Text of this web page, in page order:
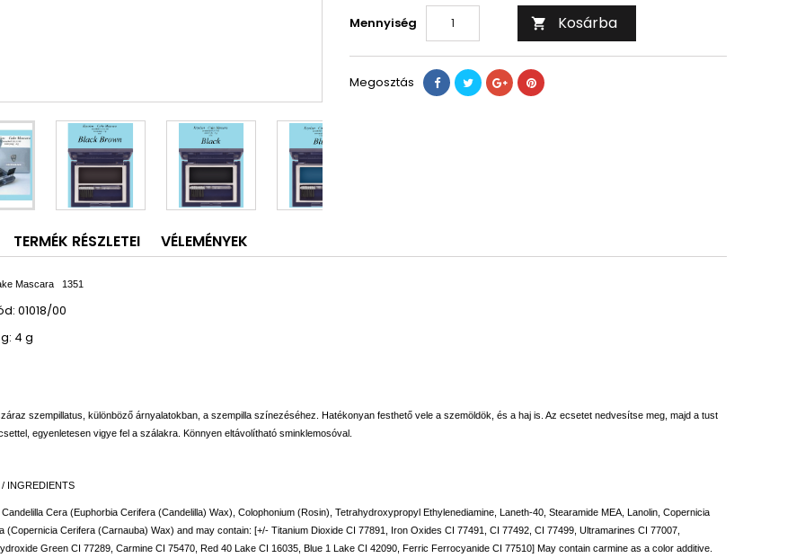
Mennyiség  Kosárba
Megosztás
TERMÉK RÉSZLETEI VÉLEMÉNYEK
Mascara 1351
01018/00
4 g
szempillatus, különböző árnyalatokban, a szempilla színezéséhez. Hatékonyan festhető vele a szemöldök, és a haj is. Az ecsetet nedvesítse meg, majd a tust
egyenletesen vigye fel a szálakra. Könnyen eltávolítható sminklemosóval.
INGREDIENTS
Cera (Euphorbia Cerifera (Candelilla) Wax), Colophonium (Rosin), Tetrahydroxypropyl Ethylenediamine, Laneth-40, Stearamide MEA, Lanolin, Copernicia
(Copernicia Cerifera (Carnauba) Wax) and may contain: [+/- Titanium Dioxide CI 77891, Iron Oxides CI 77491, CI 77492, CI 77499, Ultramarines CI 77007,
Green CI 77289, Carmine CI 75470, Red 40 Lake CI 16035, Blue 1 Lake CI 42090, Ferric Ferrocyanide CI 77510] May contain carmine as a color additive.